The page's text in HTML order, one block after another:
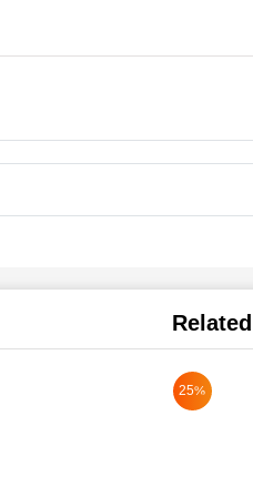
25%